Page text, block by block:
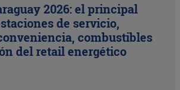
2026: el principal
de servicio,
combustibles
del retail energético